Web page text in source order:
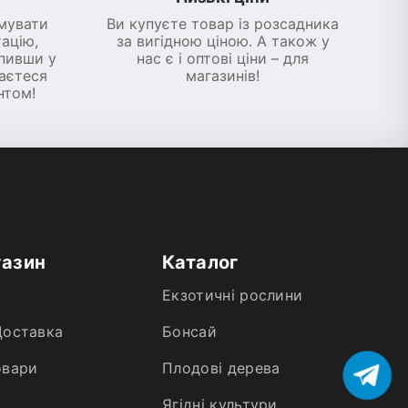
у
Ви купуєте товар із розсадника
за вигідною ціною. А також у
нас є і оптові ціни – для
магазинів!
Каталог
Екзотичні рослини
Бонсай
Плодові дерева
Ягідні культури